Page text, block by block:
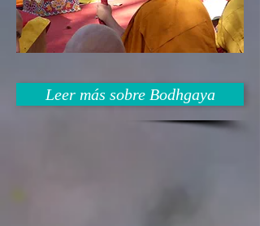
Leer más sobre Bodhgaya